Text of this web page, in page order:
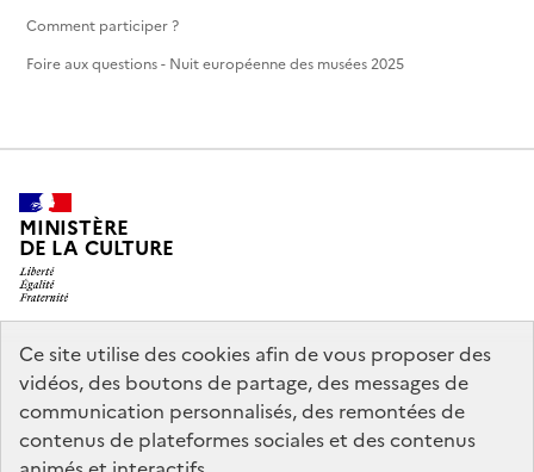
Ce site utilise des cookies afin de vous proposer des
vidéos, des boutons de partage, des messages de
communication personnalisés, des remontées de
contenus de plateformes sociales et des contenus
Comment participer ?
Foire aux questions - Nuit européenne des musées 2025
MINISTÈRE
DE LA CULTURE
legifrance.gouv.fr
info.gouv.fr
service-public.gouv.fr
data.gouv.fr